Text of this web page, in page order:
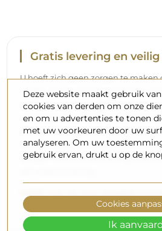
Gratis levering en
U hoeft zich geen zorgen te maken
zorgen ervoor dat de spiegel die u
aankomt, en dat volledig
ons eigen wagenpark en opgeleid
kunnen wij u garanderen dat de
aankomt, zonder bijkomende
spiegel met grote afmetingen
Deze website maakt gebruik
cookies van derden om onze
en om u advertenties te tonen
met uw voorkeuren door uw
analyseren. Om uw
gebruik ervan, drukt u op de
Cookies
Ik